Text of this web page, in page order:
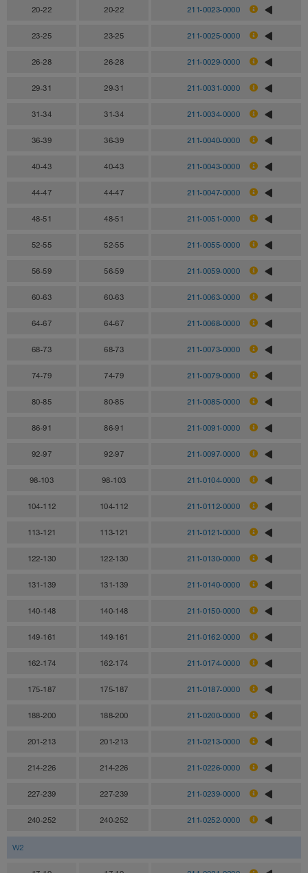
20-22 20-22 211-0023-0000
23-25 23-25 211-0025-0000
26-28 26-28 211-0029-0000
29-31 29-31 211-0031-0000
31-34 31-34 211-0034-0000
36-39 36-39 211-0040-0000
40-43 40-43 211-0043-0000
44-47 44-47 211-0047-0000
48-51 48-51 211-0051-0000
52-55 52-55 211-0055-0000
56-59 56-59 211-0059-0000
60-63 60-63 211-0063-0000
64-67 64-67 211-0068-0000
68-73 68-73 211-0073-0000
74-79 74-79 211-0079-0000
80-85 80-85 211-0085-0000
86-91 86-91 211-0091-0000
92-97 92-97 211-0097-0000
98-103 98-103 211-0104-0000
104-112 104-112 211-0112-0000
113-121 113-121 211-0121-0000
122-130 122-130 211-0130-0000
131-139 131-139 211-0140-0000
140-148 140-148 211-0150-0000
149-161 149-161 211-0162-0000
162-174 162-174 211-0174-0000
175-187 175-187 211-0187-0000
188-200 188-200 211-0200-0000
201-213 201-213 211-0213-0000
214-226 214-226 211-0226-0000
227-239 227-239 211-0239-0000
240-252 240-252 211-0252-0000
W2